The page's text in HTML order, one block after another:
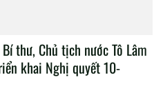
thư, Chủ tịch nước Tô Lâm
khai Nghị quyết 10-